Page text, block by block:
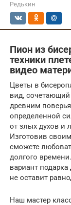
Редькин
Пион из
техники
видео
Цветы в
вид, сочетающий
древним
определенной
от злых духов и
Изготовив
сможете
долгого
вариант
не оставит
Наш мастер